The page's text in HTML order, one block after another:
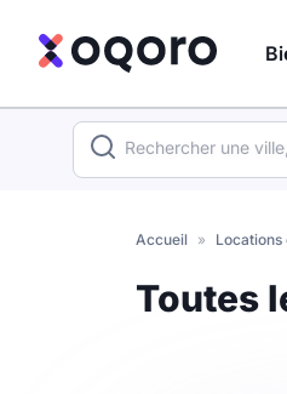
Votre
recherche
Accueil » Locations
Toutes